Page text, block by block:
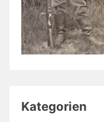
Kategorien